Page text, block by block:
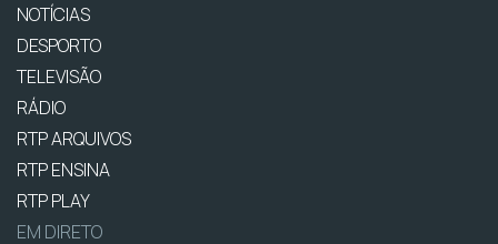
NOTÍCIAS
DESPORTO
TELEVISÃO
RÁDIO
RTP ARQUIVOS
RTP ENSINA
RTP PLAY
EM DIRETO